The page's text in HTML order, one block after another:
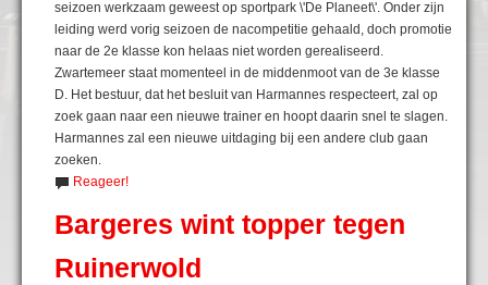
seizoen werkzaam geweest op sportpark \'De Planeet\'. Onder zijn
leiding werd vorig seizoen de nacompetitie gehaald, doch promotie
naar de 2e klasse kon helaas niet worden gerealiseerd.
Zwartemeer staat momenteel in de middenmoot van de 3e klasse
D. Het bestuur, dat het besluit van Harmannes respecteert, zal op
zoek gaan naar een nieuwe trainer en hoopt daarin snel te slagen.
Harmannes zal een nieuwe uitdaging bij een andere club gaan
zoeken.
Reageer!
Bargeres wint topper tegen
Ruinerwold